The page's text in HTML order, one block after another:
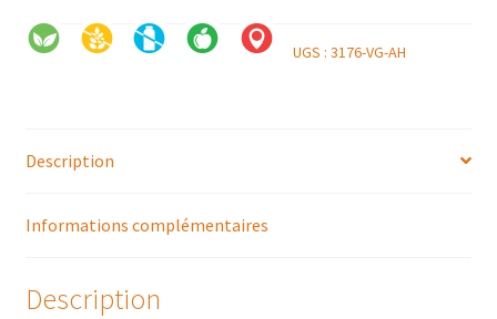
UGS : 3176-VG-AH
Description
Informations complémentaires
Description